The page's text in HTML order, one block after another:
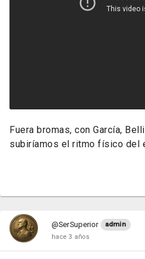
Fuera bromas, con García,
subiríamos el ritmo físico del
@SerSuperior
admin
hace 3 años